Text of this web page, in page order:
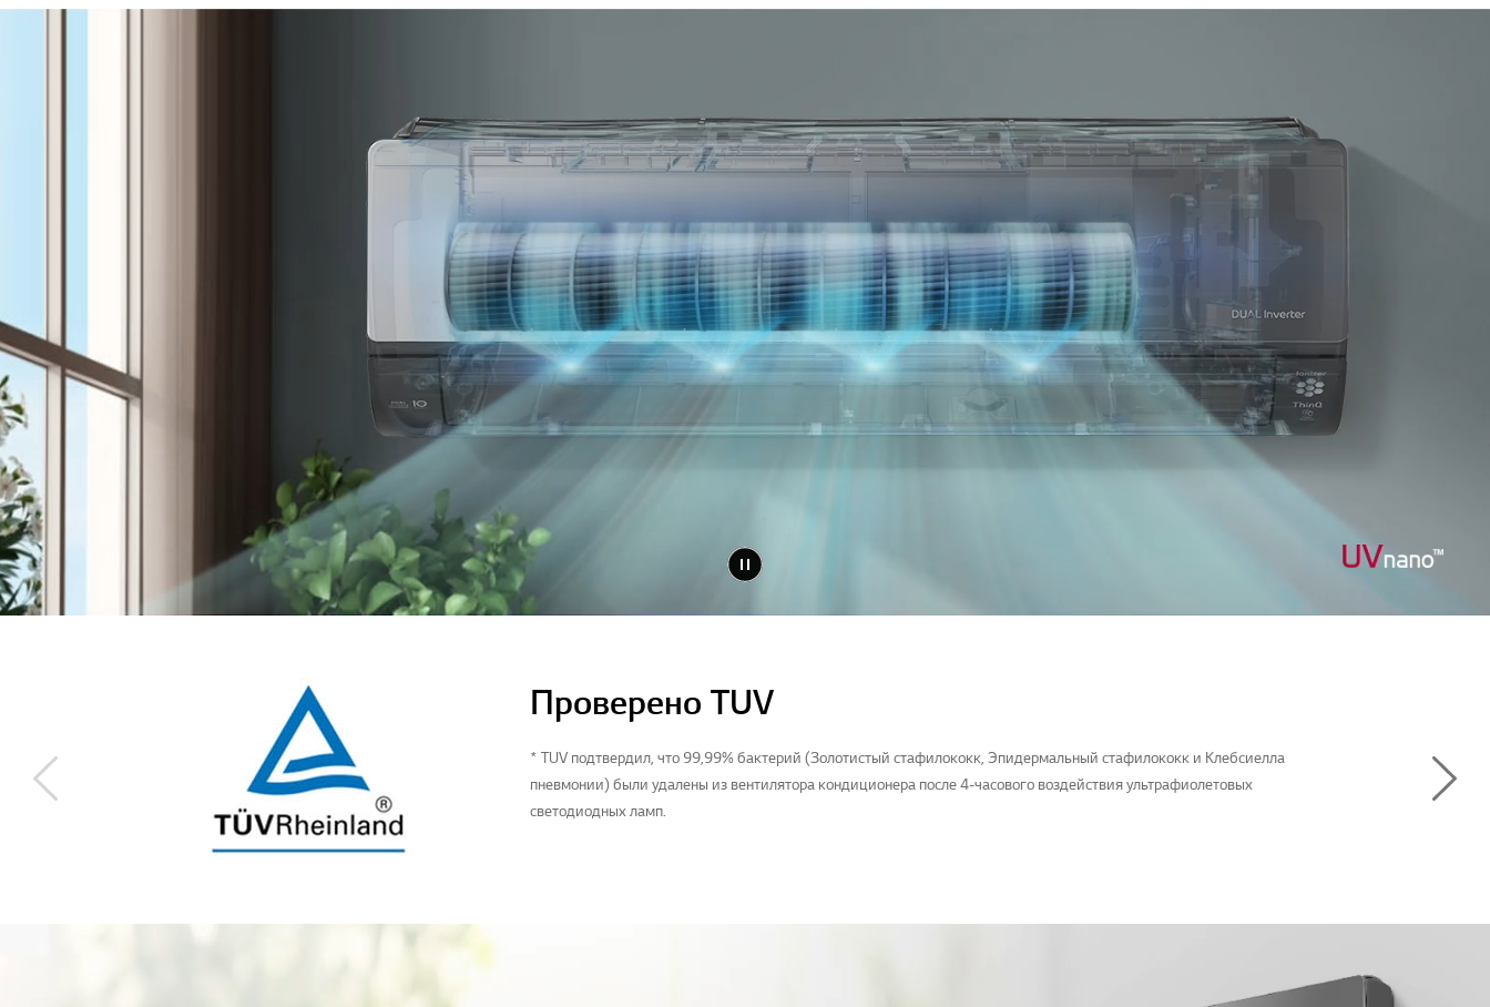
Previous
Проверено TUV
* TUV подтвердил, что 99,99% бактерий (Золотистый стафилококк, Эпидермальный стафилококк и Клебсиелла
пневмонии) были удалены из вентилятора кондиционера после 4-часового воздействия ультрафиолетовых
светодиодных ламп.